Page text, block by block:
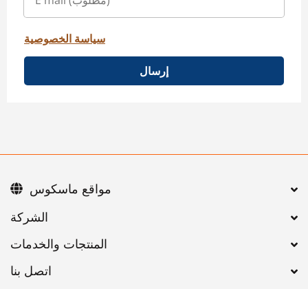
سياسة الخصوصية
إرسال
اتصل بنا
مواقع ماسكوس